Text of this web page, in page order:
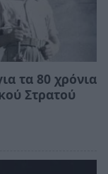
τα 80 χρόνια
Στρατού